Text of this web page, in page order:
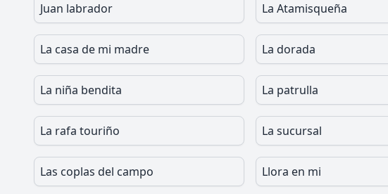
Juan labrador La Atamisqueña
La casa de mi madre La dorada
La niña bendita La patrulla
La rafa touriño La sucursal
Las coplas del campo Llora en mi